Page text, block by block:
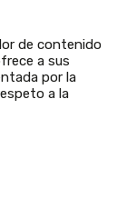
de contenido
a sus
por la
a la